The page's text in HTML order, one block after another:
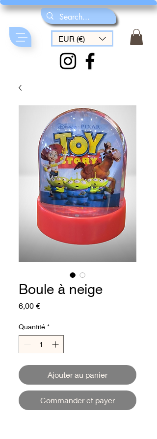
EUR (€)
Boule à neige
6,00 €Prix
Quantité *
Ajouter au panier
Commander et payer